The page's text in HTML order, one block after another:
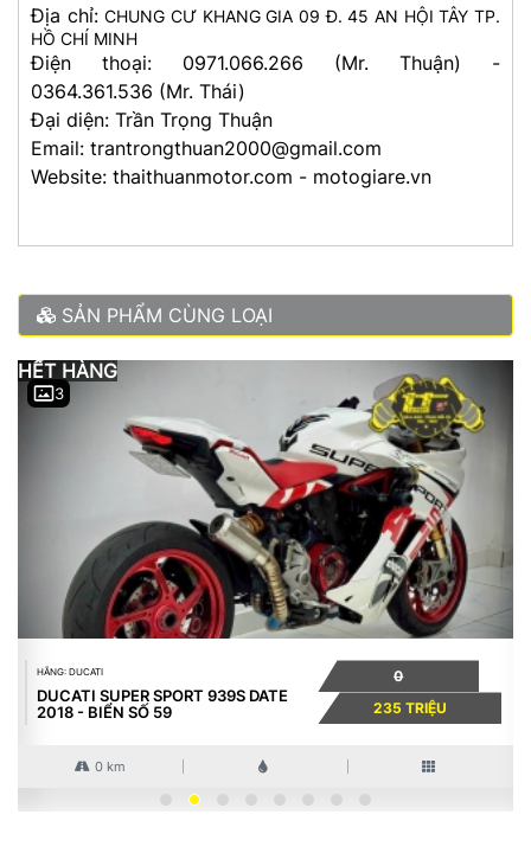
Địa chỉ:CHUNG CƯ KHANG GIA 09 Đ. 45 AN HỘI TÂY TP.
HỒ CHÍ MINH
Điện thoại: 0971.066.266 (Mr. Thuận) -
0364.361.536 (Mr. Thái)
Đại diện: Trần Trọng Thuận
Email: trantrongthuan2000@gmail.com
Website: thaithuanmotor.com - motogiare.vn
SẢN PHẨM CÙNG LOẠI
3
HẾT HÀNG
HÃNG: DUCATI
DUCATI SUPER SPORT 939S DATE
2018 - BIỂN SỐ 59
0
235 TRIỆU
0 km